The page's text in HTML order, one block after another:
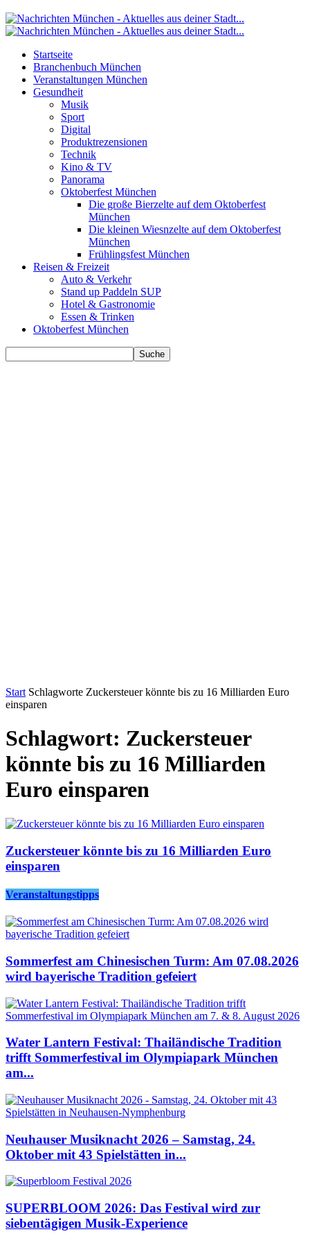
Startseite
Branchenbuch München
Veranstaltungen München
Gesundheit
Musik
Sport
Digital
Produktrezensionen
Technik
Kino & TV
Panorama
Oktoberfest München
Die große Bierzelte auf dem Oktoberfest
München
Die kleinen Wiesnzelte auf dem Oktoberfest
München
Frühlingsfest München
Reisen & Freizeit
Auto & Verkehr
Stand up Paddeln SUP
Hotel & Gastronomie
Essen & Trinken
Oktoberfest München
Start Schlagworte Zuckersteuer könnte bis zu 16 Milliarden Euro
einsparen
Schlagwort: Zuckersteuer
könnte bis zu 16 Milliarden
Euro einsparen
Zuckersteuer könnte bis zu 16 Milliarden Euro
einsparen
Veranstaltungstipps
Sommerfest am Chinesischen Turm: Am 07.08.2026
wird bayerische Tradition gefeiert
Water Lantern Festival: Thailändische Tradition
trifft Sommerfestival im Olympiapark München
am...
Neuhauser Musiknacht 2026 – Samstag, 24.
Oktober mit 43 Spielstätten in...
SUPERBLOOM 2026: Das Festival wird zur
siebentägigen Musik-Experience